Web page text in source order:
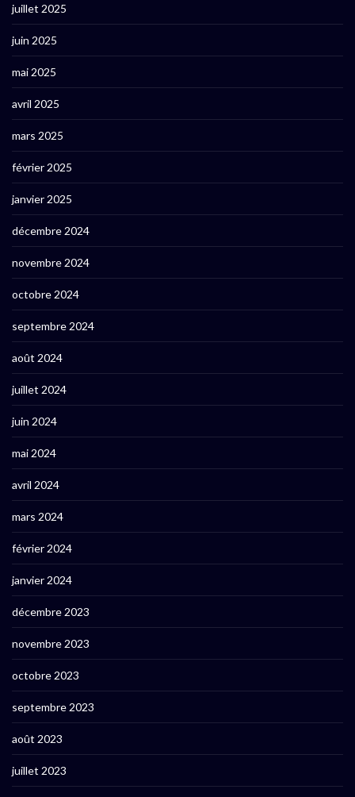
juillet 2025
juin 2025
mai 2025
avril 2025
mars 2025
février 2025
janvier 2025
décembre 2024
novembre 2024
octobre 2024
septembre 2024
août 2024
juillet 2024
juin 2024
mai 2024
avril 2024
mars 2024
février 2024
janvier 2024
décembre 2023
novembre 2023
octobre 2023
septembre 2023
août 2023
juillet 2023